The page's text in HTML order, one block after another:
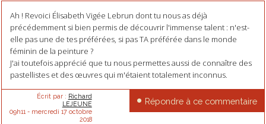
Ah ! Revoici Élisabeth Vigée Lebrun dont tu nous as déjà
précédemment si bien permis de découvrir l'immense talent : n'est-
elle pas une de tes préférées, si pas TA préférée dans le monde
féminin de la peinture ?
J'ai toutefois apprécié que tu nous permettes aussi de connaître des
pastellistes et des œuvres qui m'étaient totalement inconnus.
Écrit par : Richard
LEJEUNE
09h11 - mercredi 17 octobre
2018
Répondre à ce commentaire